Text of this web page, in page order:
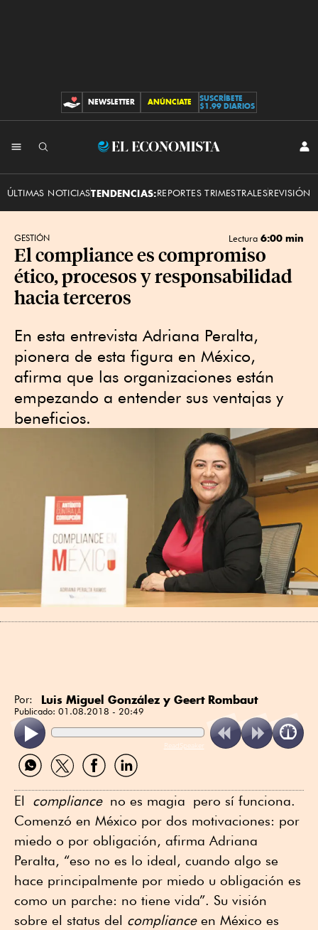
CONTRIBUCIONES
NEWSLETTER ANÚNCIATE
SUSCRÍBETE
$1.99 DIARIOS
El
ÚLTIMAS NOTICIASTENDENCIAS:REPORTES TRIMESTRALESREVISIÓN
GESTIÓN Lectura 6:00 min
El compliance es compromiso
ético, procesos y responsabilidad
hacia terceros
En esta entrevista Adriana Peralta,
pionera de esta figura en México,
afirma que las organizaciones están
empezando a entender sus ventajas y
beneficios.
Por: Luis Miguel González y Geert Rombaut
Publicado: 01.08.2018 - 20:49
ReadSpeaker
Compartir
por
Compartir
por
Compartir
por
Compartir
por
El complianceno es magia pero sí funciona.
Comenzó en México por dos motivaciones: por
miedo o por obligación, afirma Adriana
Peralta, “eso no es lo ideal, cuando algo se
hace principalmente por miedo u obligación es
como un parche: no tiene vida”. Su visión
sobre el status del complianceen México es